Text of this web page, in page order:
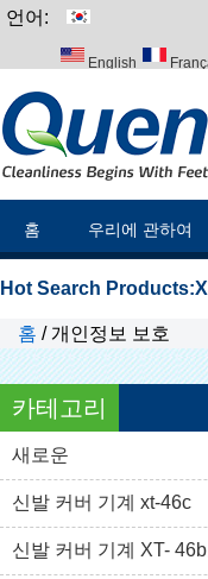
언어:
English
홈 우리에 관하여
Hot Search Products:
홈 /개인정보 보호
카테고리
새로운
신발 커버 기계 xt-46c
신발 커버 기계 XT-